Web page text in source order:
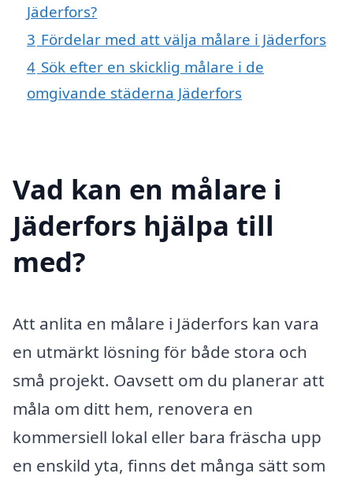
Jäderfors?
3 Fördelar med att välja målare i Jäderfors
4 Sök efter en skicklig målare i de
omgivande städerna Jäderfors
Vad kan en målare i
Jäderfors hjälpa till
med?
Att anlita en målare i Jäderfors kan vara
en utmärkt lösning för både stora och
små projekt. Oavsett om du planerar att
måla om ditt hem, renovera en
kommersiell lokal eller bara fräscha upp
en enskild yta, finns det många sätt som